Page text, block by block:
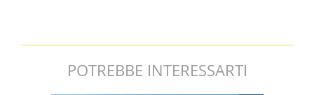
POTREBBE INTERESSARTI